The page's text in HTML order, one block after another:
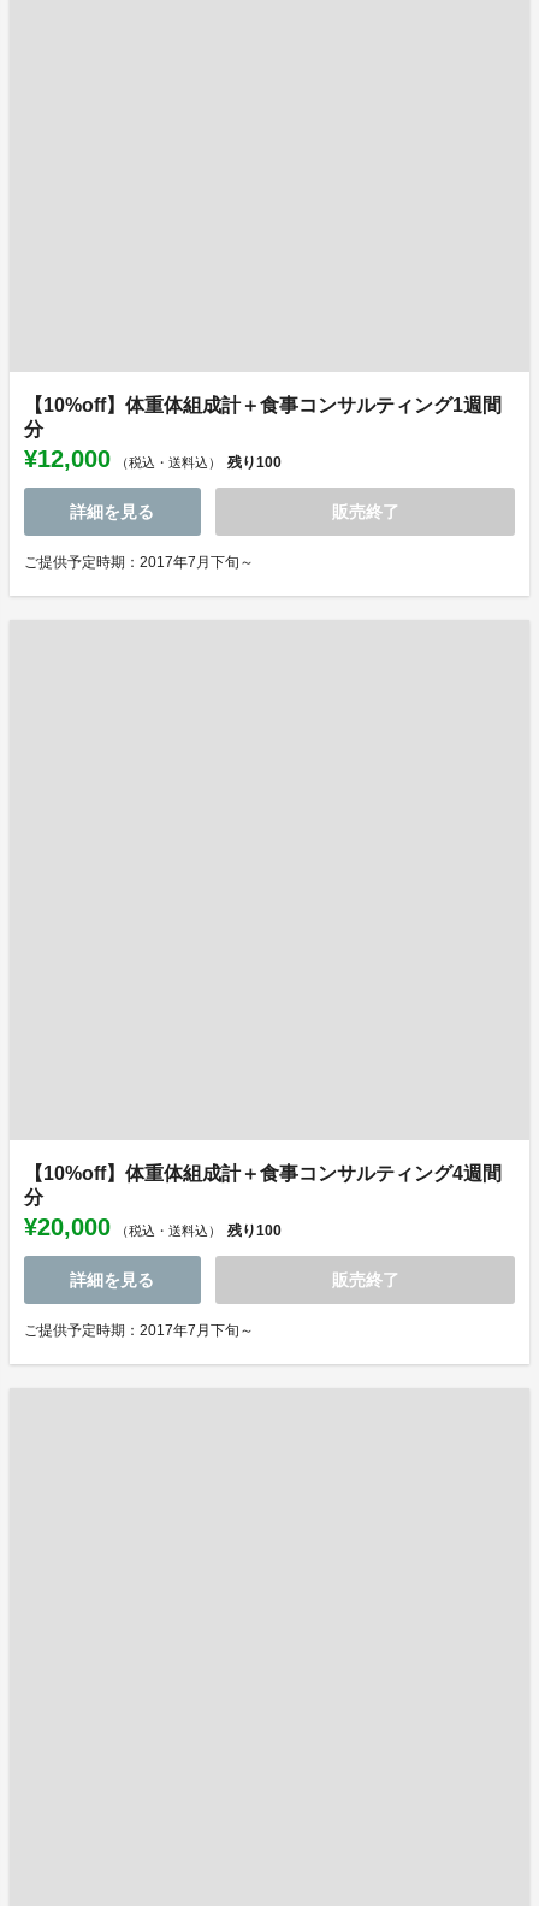
【10%off】体重体組成計＋食事コンサルティング1週間
分
¥12,000 （税込・送料込） 残り100
詳細を見る 販売終了
ご提供予定時期：2017年7月下旬～
【10%off】体重体組成計＋食事コンサルティング4週間
分
¥20,000 （税込・送料込） 残り100
詳細を見る 販売終了
ご提供予定時期：2017年7月下旬～